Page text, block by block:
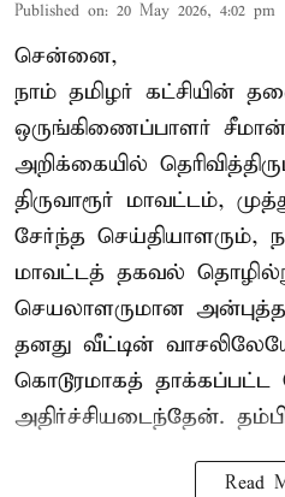
Published on: 20 May 2026, 4:02 pm
சென்னை,
நாம் தமிழர் கட்சியின்
ஒருங்கிணைப்பாளர்
அறிக்கையில்
திருவாரூர் மாவட்டம்,
சேர்ந்த செய்தியாளரும்,
மாவட்டத் தகவல்
செயலாளருமான
தனது வீட்டின்
கொடூரமாகத் தாக்கப்பட்ட
அதிர்ச்சியடைந்தேன்.
Read